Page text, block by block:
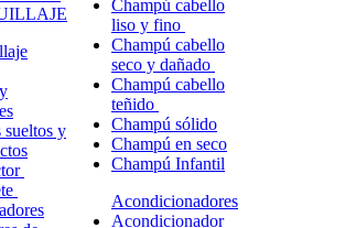
sueltos y
Champú cabello
liso y fino
Champú cabello
seco y dañado
Champú cabello
teñido
Champú sólido
Champú en seco
Champú Infantil
Acondicionadores
Acondicionador